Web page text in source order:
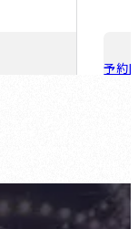
予約